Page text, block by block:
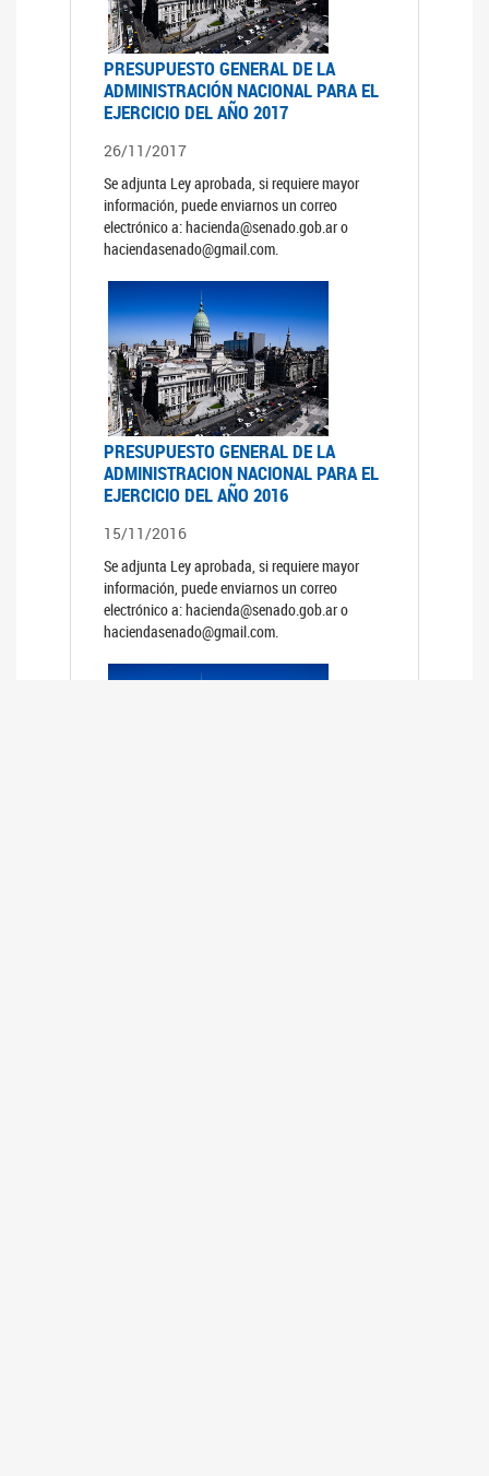
PRESUPUESTO GENERAL DE LA
ADMINISTRACIÓN NACIONAL PARA EL
EJERCICIO DEL AÑO 2017
26/11/2017
Se adjunta Ley aprobada, si requiere mayor
información, puede enviarnos un correo
electrónico a: hacienda@senado.gob.ar o
haciendasenado@gmail.com.
PRESUPUESTO GENERAL DE LA
ADMINISTRACION NACIONAL PARA EL
EJERCICIO DEL AÑO 2016
15/11/2016
Se adjunta Ley aprobada, si requiere mayor
información, puede enviarnos un correo
electrónico a: hacienda@senado.gob.ar o
haciendasenado@gmail.com.